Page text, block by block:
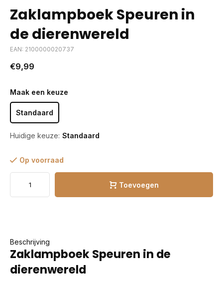
Zaklampboek Speuren in
de dierenwereld
EAN: 2100000020737
€9,99
Maak een keuze
Standaard
Huidige keuze: Standaard
Op voorraad
Toevoegen
Beschrijving
Zaklampboek Speuren in de
dierenwereld